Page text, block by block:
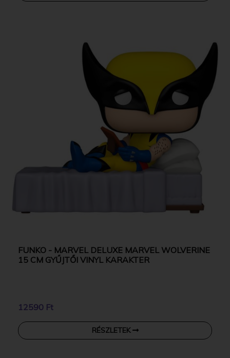
FUNKO - MARVEL DELUXE MARVEL WOLVERINE
15 CM GYŰJTŐI VINYL KARAKTER
12590 Ft
RÉSZLETEK